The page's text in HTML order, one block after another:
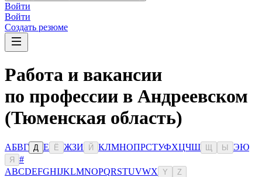
Войти
Войти
Создать резюме
Работа и вакансии
по профессии в Андреевском
(Тюменская область)
АБВГ Д Е Ё ЖЗИ Й КЛМНОПРСТУФХЦЧШ Ы ЭЮ
Я
#
ABCDEFGHIJKLMNOPQRSTUVWX Y Z